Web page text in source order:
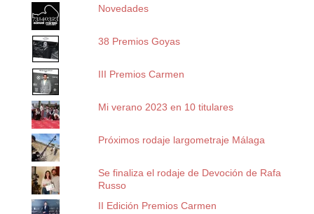
Novedades
38 Premios Goyas
III Premios Carmen
Mi verano 2023 en 10 titulares
Próximos rodaje largometraje Málaga
Se finaliza el rodaje de Devoción de Rafa
Russo
II Edición Premios Carmen